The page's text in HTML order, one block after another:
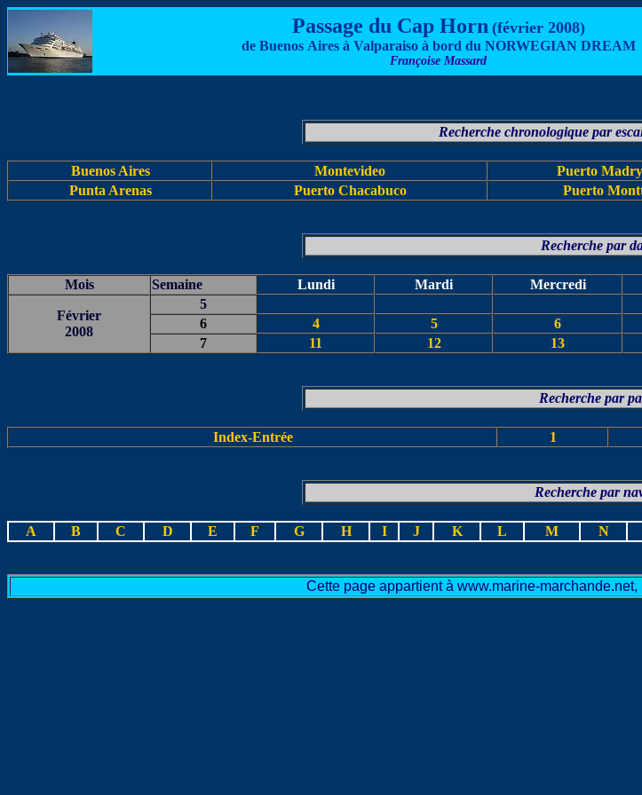
Passage du Cap Horn (février 2008)
de Buenos Aires à Valparaiso à bord du NORWEGIAN DREAM
Françoise Massard
Recherche chronologique par
Buenos Aires Montevideo Puerto
Punta Arenas
Puerto Chacabuco Puerto
Recherche par
Mois Semaine Lundi Mardi Mercredi
Février
2008
5
6
4 5 6
7
11 12 13
Recherche par
Index-Entrée 1
Recherche par
A B C D E F G H I J K L M N
Cette page appartient à www.marine-